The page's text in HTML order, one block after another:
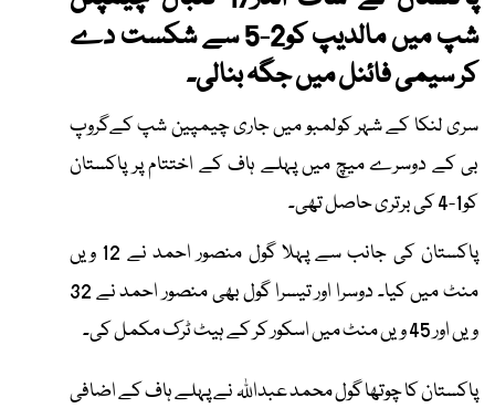
شپ میں مالدیپ کو2-5 سے شکست دے
کر سیمی فائنل میں جگہ بنالی۔
سری لنکا کے شہر کولمبو میں جاری چیمپین شپ کےگروپ
بی کے دوسرے میچ میں پہلے ہاف کے اختتام پر پاکستان
کو1-4 کی برتری حاصل تھی۔
پاکستان کی جانب سے پہلا گول منصور احمد نے 12 ویں
منٹ میں کیا۔ دوسرا اور تیسرا گول بھی منصور احمد نے 32
ویں اور 45 ویں منٹ میں اسکور کر کے ہیٹ ٹرک مکمل کی۔
پاکستان کا چوتھا گول محمد عبداللہ نے پہلے ہاف کے اضافی